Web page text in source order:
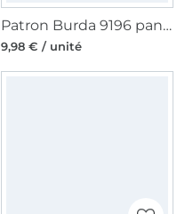
Patron Burda 9196 pantalon/leggings enfant, en français
9,98 € / unité